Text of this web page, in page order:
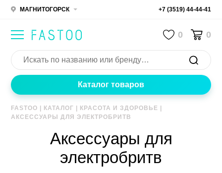
МАГНИТОГОРСК +7 (3519) 44-44-41
0 0
Каталог товаров
FASTOO КАТАЛОГ КРАСОТА И ЗДОРОВЬЕ
АКСЕССУАРЫ ДЛЯ ЭЛЕКТРОБРИТВ
Аксессуары для
электробритв